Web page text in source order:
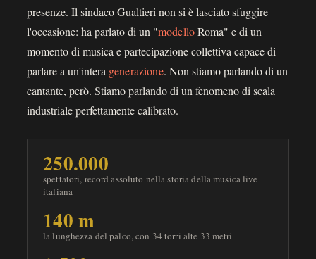
presenze. Il sindaco Gualtieri non si è lasciato sfuggire
l'occasione: ha parlato di un "modelloRoma" e di un
momento di musica e partecipazione collettiva capace di
parlare a un'intera generazione. Non stiamo parlando di un
cantante, però. Stiamo parlando di un fenomeno di scala
industriale perfettamente calibrato.
250.000
spettatori, record assoluto nella storia della musica live
italiana
140 m
la lunghezza del palco, con 34 torri alte 33 metri